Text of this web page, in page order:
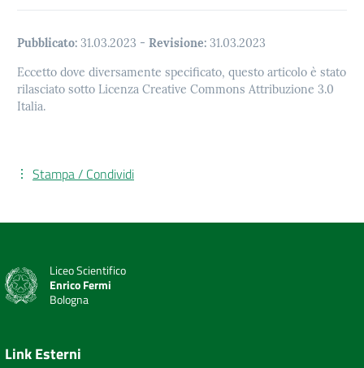
Pubblicato: 31.03.2023 - Revisione: 31.03.2023
Eccetto dove diversamente specificato, questo articolo è stato
rilasciato sotto Licenza Creative Commons Attribuzione 3.0
Italia.
Stampa / Condividi
Liceo Scientifico
Enrico Fermi
Bologna
Link Esterni